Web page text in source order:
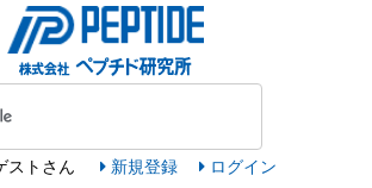
スト さん 新規登録 ログイン